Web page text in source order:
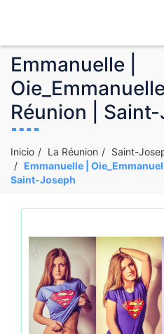
Emmanuelle |
Réunion |
Inicio La Réunion
Saint-
Emmanuelle |
Saint-Joseph